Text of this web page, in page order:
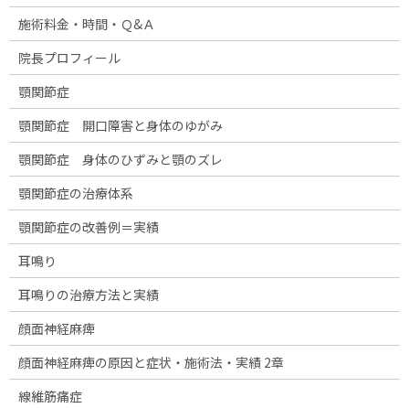
施術料金・時間・Ｑ&Ａ
院長プロフィール
顎関節症
顎関節症 開口障害と身体のゆがみ
顎関節症 身体のひずみと顎のズレ
顎関節症の治療体系
顎関節症の改善例＝実績
耳鳴り
耳鳴りの治療方法と実績
顔面神経麻痺
顔面神経麻痺の原因と症状・施術法・実績 2章
線維筋痛症